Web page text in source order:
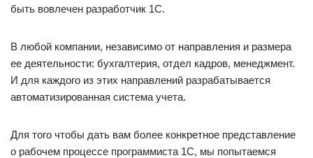
быть вовлечен разработчик 1С.
В любой компании, независимо от направления и размера
ее деятельности: бухгалтерия, отдел кадров, менеджмент.
И для каждого из этих направлений разрабатывается
автоматизированная система учета.
Для того чтобы дать вам более конкретное представление
о рабочем процессе программиста 1С, мы попытаемся